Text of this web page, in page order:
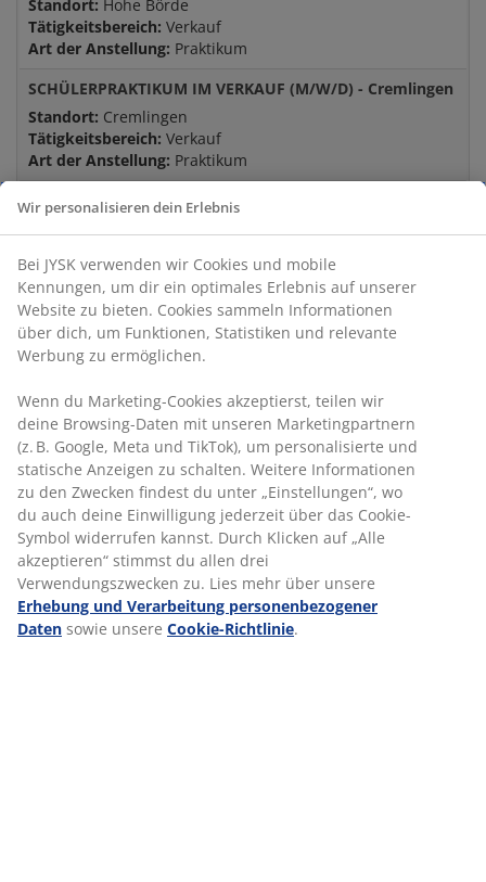
Standort: Hohe Börde
Tätigkeitsbereich: Verkauf
Art der Anstellung: Praktikum
SCHÜLERPRAKTIKUM IM VERKAUF (M/W/D) - Cremlingen
Standort: Cremlingen
Tätigkeitsbereich: Verkauf
Art der Anstellung: Praktikum
SCHÜLERPRAKTIKUM IM VERKAUF (M/W/D) - Magdeburg
Art der Anstellung:Praktikum
SCHÜLERPRAKTIKUM IM VERKAUF (M/W/D) - Burg
Standort:Burg (bei Magdeburg)
Tätigkeitsbereich:Verkauf
SCHÜLERPRAKTIKUM IM VERKAUF (M/W/D) - Achern
Standort:Achern
Tätigkeitsbereich:Verkauf
Art der Anstellung:Praktikum
SCHÜLERPRAKTIKUM IM VERKAUF (M/W/D) - Demmin
Standort:Demmin
Tätigkeitsbereich:Verkauf
Art der Anstellung:Praktikum
Wir personalisieren dein Erlebnis
Bei JYSK verwenden wir Cookies und mobile
Kennungen, um dir ein optimales Erlebnis auf unserer
Website zu bieten. Cookies sammeln Informationen
über dich, um Funktionen, Statistiken und relevante
Werbung zu ermöglichen.
Wenn du Marketing-Cookies akzeptierst, teilen wir
deine Browsing-Daten mit unseren Marketingpartnern
(z. B. Google, Meta und TikTok), um personalisierte und
statische Anzeigen zu schalten. Weitere Informationen
zu den Zwecken findest du unter „Einstellungen“, wo
du auch deine Einwilligung jederzeit über das Cookie-
Symbol widerrufen kannst. Durch Klicken auf „Alle
akzeptieren“ stimmst du allen drei
Verwendungszwecken zu. Lies mehr über unsere
Erhebung und Verarbeitung personenbezogener
Daten sowie unsere Cookie-Richtlinie.